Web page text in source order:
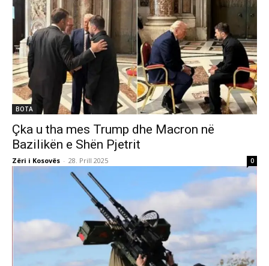
BOTA
Çka u tha mes Trump dhe Macron në
Bazilikën e Shën Pjetrit
Zëri i Kosovës - 28. Prill 2025 0